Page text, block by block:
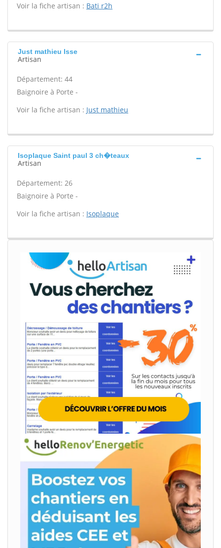
Voir la fiche artisan : Bati r2h
Just mathieu Isse
Artisan
Département: 44
Baignoire à Porte -
Voir la fiche artisan : Just mathieu
Isoplaque Saint paul 3 ch�teaux
Artisan
Département: 26
Baignoire à Porte -
Voir la fiche artisan : Isoplaque